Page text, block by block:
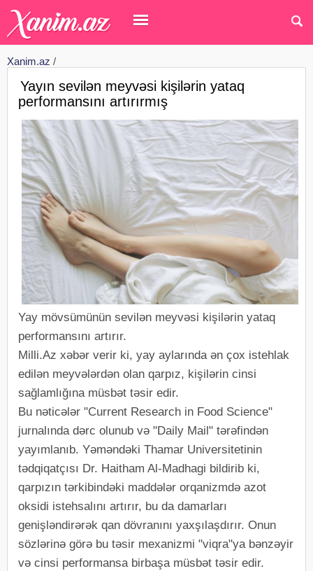
Xanim.az /
Yayın sevilən meyvəsi kişilərin yataq
performansını artırırmış
Yay mövsümünün sevilən meyvəsi kişilərin yataq
performansını artırır.
Milli.Az xəbər verir ki, yay aylarında ən çox istehlak
edilən meyvələrdən olan qarpız, kişilərin cinsi
sağlamlığına müsbət təsir edir.
Bu nəticələr "Current Research in Food Science"
jurnalında dərc olunub və "Daily Mail" tərəfindən
yayımlanıb. Yəməndəki Thamar Universitetinin
tədqiqatçısı Dr. Haitham Al-Madhagi bildirib ki,
qarpızın tərkibindəki maddələr orqanizmdə azot
oksidi istehsalını artırır, bu da damarları
genişləndirərək qan dövranını yaxşılaşdırır. Onun
sözlərinə görə bu təsir mexanizmi "viqra"ya bənzəyir
və cinsi performansa birbaşa müsbət təsir edir.